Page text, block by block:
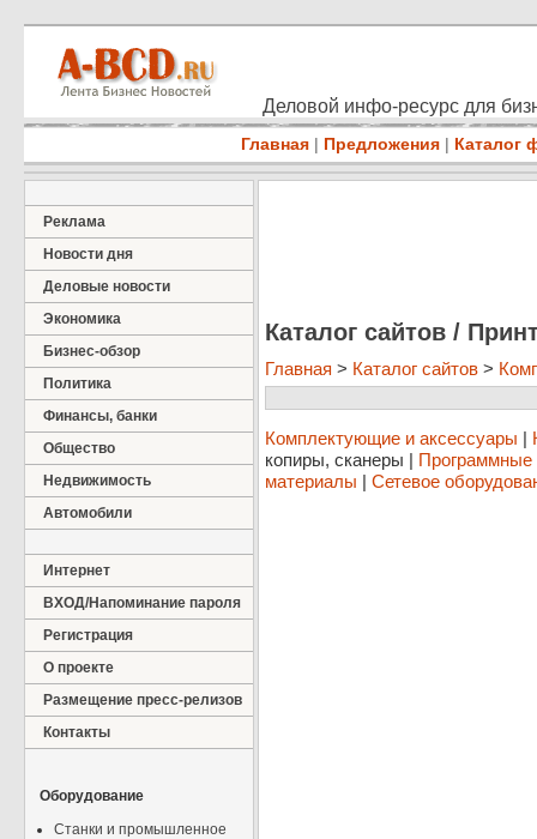
Деловой инфо-ресурс для
Главная | Предложения | Каталог
Реклама
Новости дня
Деловые новости
Экономика
Бизнес-обзор
Политика
Финансы, банки
Общество
Недвижимость
Автомобили
Интернет
ВХОД/Напоминание пароля
Регистрация
О проекте
Размещение пресс-релизов
Контакты
Оборудование
Станки и промышленное
Каталог сайтов /
Главная > Каталог сайтов >
Комплектующие и аксессуары |
копиры, сканеры | Программные
материалы | Сетевое